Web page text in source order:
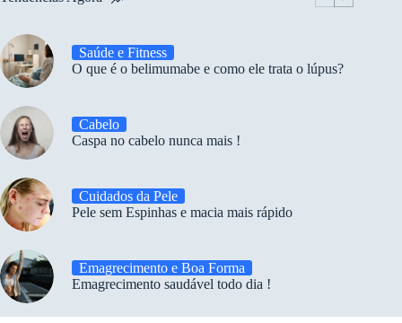
Saúde e Fitness
O que é o belimumabe e como ele trata o lúpus?
Cabelo
Caspa no cabelo nunca mais !
Cuidados da Pele
Pele sem Espinhas e macia mais rápido
Emagrecimento e Boa Forma
Emagrecimento saudável todo dia !